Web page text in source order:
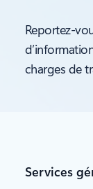
Reportez-
charges de
Services